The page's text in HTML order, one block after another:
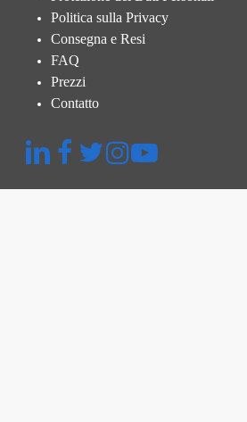
Politica sulla Privacy
Consegna e Resi
FAQ
Prezzi
Contatto